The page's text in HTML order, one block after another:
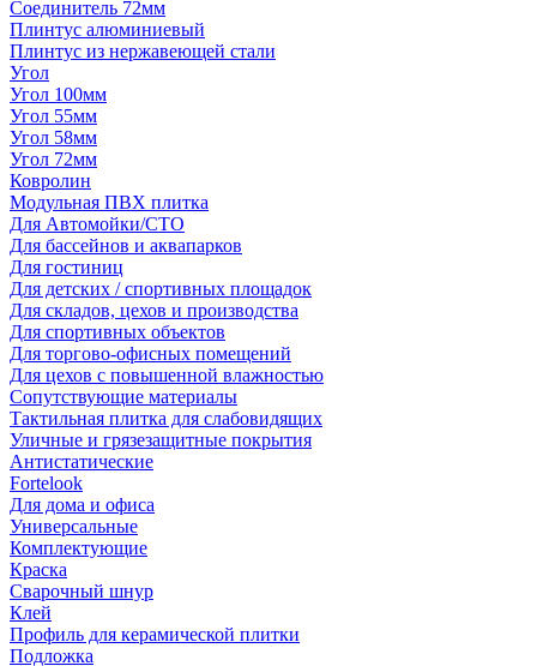
Соединитель 72мм
Плинтус алюминиевый
Плинтус из нержавеющей стали
Угол
Угол 100мм
Угол 55мм
Угол 58мм
Угол 72мм
Ковролин
Модульная ПВХ плитка
Для Автомойки/СТО
Для бассейнов и аквапарков
Для гостиниц
Для детских / спортивных площадок
Для складов, цехов и производства
Для спортивных объектов
Для торгово-офисных помещений
Для цехов с повышенной влажностью
Сопутствующие материалы
Тактильная плитка для слабовидящих
Уличные и грязезащитные покрытия
Антистатические
Fortelook
Для дома и офиса
Универсальные
Комплектующие
Краска
Сварочный шнур
Клей
Профиль для керамической плитки
Подложка